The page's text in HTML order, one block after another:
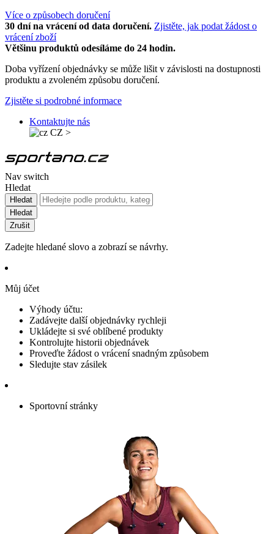
Více o způsobech doručení
30 dní na vrácení od data doručení. Zjistěte, jak podat žádost o
vrácení zboží
Většinu produktů odesíláme do 24 hodin.
Doba vyřízení objednávky se může lišit v závislosti na dostupnosti
produktu a zvoleném způsobu doručení.
Zjistěte si podrobné informace
Kontaktujte nás
CZ >
Nav switch
Hledat
Hledat
Hledat
Zrušit
Zadejte hledané slovo a zobrazí se návrhy.
Můj účet
Výhody účtu:
Zadávejte další objednávky rychleji
Ukládejte si své oblíbené produkty
Kontrolujte historii objednávek
Proveďte žádost o vrácení snadným způsobem
Sledujte stav zásilek
Sportovní stránky